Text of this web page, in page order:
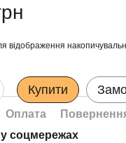
відображення
Купити
Оплата
соцмережах